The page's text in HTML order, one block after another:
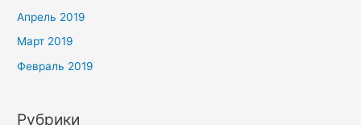
Апрель 2019
Март 2019
Февраль 2019
Рубрики